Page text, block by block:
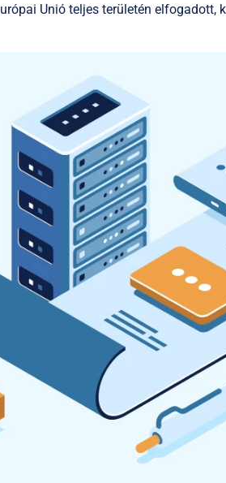
Unió teljes területén elfogadott,